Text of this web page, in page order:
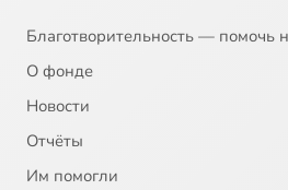
Благотворительность —
О фонде
Новости
Отчёты
Им помогли